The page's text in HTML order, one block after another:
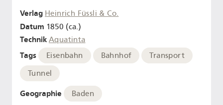
Verlag Heinrich Füssli & Co.
Datum 1850 (ca.)
Technik Aquatinta
Tags Eisenbahn Bahnhof
Transport
Tunnel
Geographie Baden